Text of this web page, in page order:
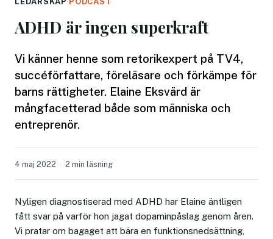
ADHD är ingen superkraft
Vi känner henne som retorikexpert på TV4,
succéförfattare, föreläsare och förkämpe för
barns rättigheter. Elaine Eksvärd är
mångfacetterad både som människa och
entreprenör.
4 maj 2022 2 min läsning
Nyligen diagnostiserad med ADHD har Elaine äntligen
fått svar på varför hon jagat dopaminpåslag genom åren.
Vi pratar om bagaget att bära en funktionsnedsättning,